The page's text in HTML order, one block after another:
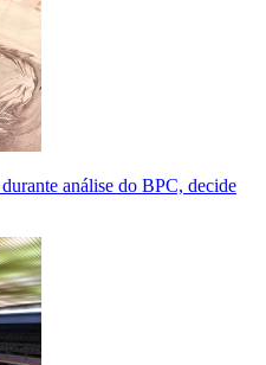
análise do BPC, decide